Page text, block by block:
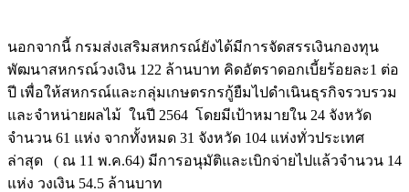
นอกจากนี้ กรมส่งเสริมสหกรณ์ยังได้มีการจัดสรรเงินกองทุน
พัฒนาสหกรณ์วงเงิน 122 ล้านบาท คิดอัตราดอกเบี้ยร้อยละ1 ต่อ
ปี เพื่อให้สหกรณ์และกลุ่มเกษตรกรกู้ยืมไปดำเนินธุรกิจรวบรวม
และจำหน่ายผลไม้ ในปี 2564 โดยมีเป้าหมายใน 24 จังหวัด
จำนวน 61 แห่ง จากทั้งหมด 31 จังหวัด 104 แห่งทั่วประเทศ
ล่าสุด ( ณ 11 พ.ค.64) มีการอนุมัติและเบิกจ่ายไปแล้วจำนวน 14
แห่ง วงเงิน 54.5 ล้านบาท